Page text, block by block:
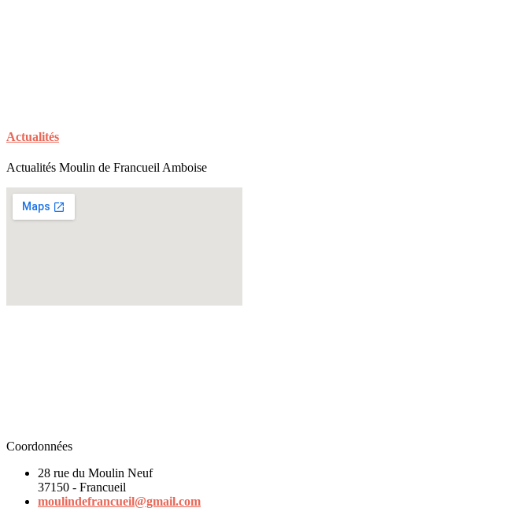
Actualités
Actualités Moulin de Francueil Amboise
Coordonnées
28 rue du Moulin Neuf
37150 - Francueil
moulindefrancueil@gmail.com